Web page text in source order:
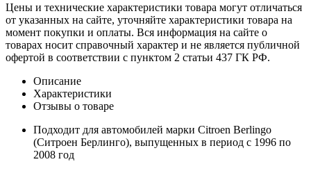
Цены и технические характеристики товара могут отличаться
от указанных на сайте, уточняйте характеристики товара на
момент покупки и оплаты. Вся информация на сайте о
товарах носит справочный характер и не является публичной
офертой в соответствии с пунктом 2 статьи 437 ГК РФ.
Описание
Характеристики
Отзывы о товаре
Подходит для автомобилей марки Citroen Berlingo
(Ситроен Берлинго), выпущенных в период с 1996 по
2008 год